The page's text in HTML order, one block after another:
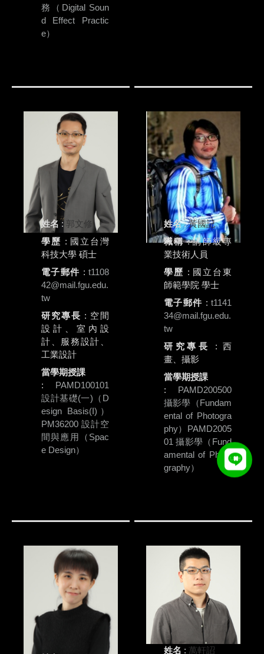
務（Digital Soun
d Effect Practic
e）
姓名 : 郭文修
學歷 : 國立台灣
科技大學 碩士
電子郵件 : t1108
42@mail.fgu.edu.
tw
研究專長 : 空間
設計、室內設
計、服務設計、
工業設計
當學期授課
: PAMD100101
設計基礎(一)（D
esign Basis(I)）
PM36200 設計空
間與應用（Spac
e Design）
姓名 :黃國記
職稱 : 講師級專
業技術人員
學歷 : 國立台東
師範學院 學士
電子郵件 : t1141
34@mail.fgu.edu.
tw
研究專長
: 西
畫、攝影
當學期授課
: PAMD200500
攝影學（Fundam
ental of Photogra
phy） PAMD2005
01 攝影學（Fund
amental of Photo
graphy）
姓名 :萬軒詔